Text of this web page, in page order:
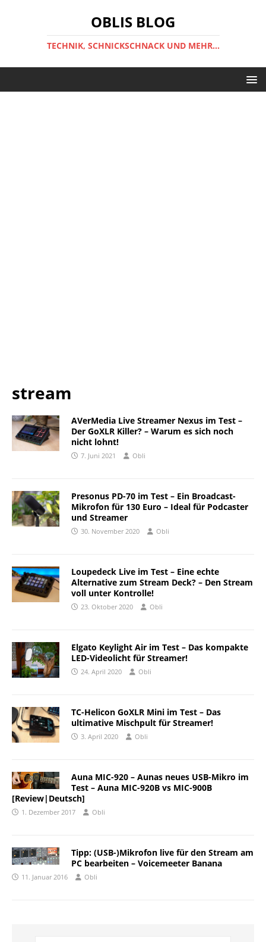
OBLIS BLOG
TECHNIK, SCHNICKSCHNACK UND MEHR...
stream
AVerMedia Live Streamer Nexus im Test –
Der GoXLR Killer? – Warum es sich noch
nicht lohnt!
7. Juni 2021 Obli
Presonus PD-70 im Test – Ein Broadcast-
Mikrofon für 130 Euro – Ideal für Podcaster
und Streamer
30. November 2020 Obli
Loupedeck Live im Test – Eine echte
Alternative zum Stream Deck? – Den Stream
voll unter Kontrolle!
23. Oktober 2020 Obli
Elgato Keylight Air im Test – Das kompakte
LED-Videolicht für Streamer!
24. April 2020 Obli
TC-Helicon GoXLR Mini im Test – Das
ultimative Mischpult für Streamer!
3. April 2020 Obli
Auna MIC-920 – Aunas neues USB-Mikro im
Test – Auna MIC-920B vs MIC-900B
[Review|Deutsch]
1. Dezember 2017 Obli
Tipp: (USB-)Mikrofon live für den Stream am
PC bearbeiten – Voicemeeter Banana
11. Januar 2016 Obli